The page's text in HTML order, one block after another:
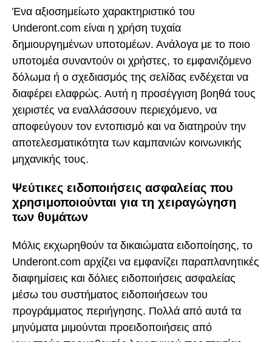
Ένα αξιοσημείωτο χαρακτηριστικό του
Underont.com είναι η χρήση τυχαία
δημιουργημένων υποτομέων. Ανάλογα με το ποιο
υποτομέα συναντούν οι χρήστες, το εμφανιζόμενο
δόλωμα ή ο σχεδιασμός της σελίδας ενδέχεται να
διαφέρει ελαφρώς. Αυτή η προσέγγιση βοηθά τους
χειριστές να εναλλάσσουν περιεχόμενο, να
αποφεύγουν τον εντοπισμό και να διατηρούν την
αποτελεσματικότητα των καμπανιών κοινωνικής
μηχανικής τους.
Ψεύτικες ειδοποιήσεις ασφαλείας που
χρησιμοποιούνται για τη χειραγώγηση
των θυμάτων
Μόλις εκχωρηθούν τα δικαιώματα ειδοποίησης, το
Underont.com αρχίζει να εμφανίζει παραπλανητικές
διαφημίσεις και δόλιες ειδοποιήσεις ασφαλείας
μέσω του συστήματος ειδοποιήσεων του
προγράμματος περιήγησης. Πολλά από αυτά τα
μηνύματα μιμούνται προειδοποιήσεις από